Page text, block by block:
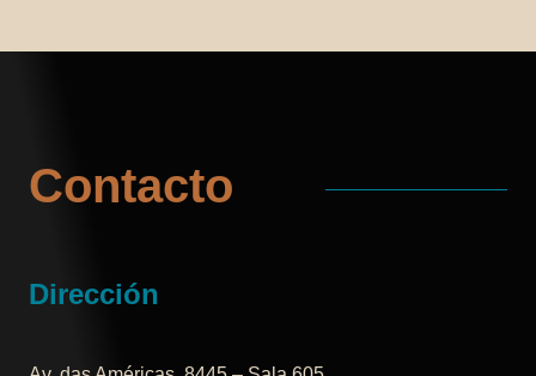
Contacto
Dirección